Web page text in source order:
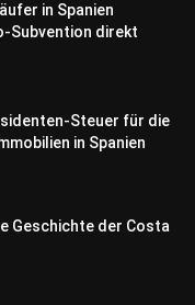
in Spanien
Subvention direkt
Steuer für die
in Spanien
Geschichte der Costa